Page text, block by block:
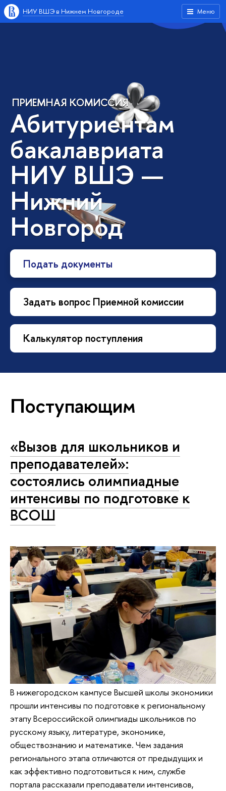
Меню
НИУ ВШЭ в Нижнем Новгороде
ПРИЕМНАЯ КОМИССИЯ
Абитуриентам
бакалавриата
НИУ ВШЭ —
Нижний
Новгород
Подать документы
Задать вопрос Приемной комиссии
Калькулятор поступления
Поступающим
«Вызов для школьников и
преподавателей»:
состоялись олимпиадные
интенсивы по подготовке к
ВСОШ
В нижегородском кампусе Высшей школы экономики
прошли интенсивы по подготовке к региональному
этапу Всероссийской олимпиады школьников по
русскому языку, литературе, экономике,
обществознанию и математике. Чем задания
регионального этапа отличаются от предыдущих и
как эффективно подготовиться к ним, службе
портала рассказали преподаватели интенсивов,